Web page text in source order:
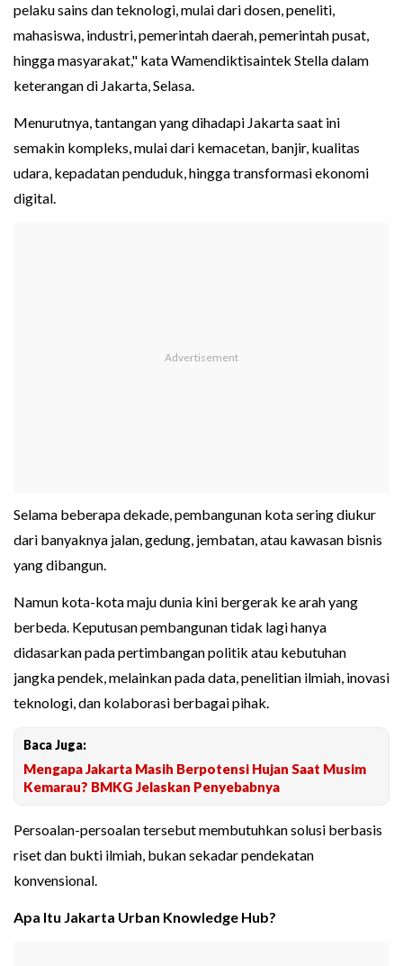
pelaku sains dan teknologi, mulai dari dosen, peneliti,
mahasiswa, industri, pemerintah daerah, pemerintah pusat,
hingga masyarakat," kata Wamendiktisaintek Stella dalam
keterangan di Jakarta, Selasa.
Menurutnya, tantangan yang dihadapi Jakarta saat ini
semakin kompleks, mulai dari kemacetan, banjir, kualitas
udara, kepadatan penduduk, hingga transformasi ekonomi
digital.
Selama beberapa dekade, pembangunan kota sering diukur
dari banyaknya jalan, gedung, jembatan, atau kawasan bisnis
yang dibangun.
Namun kota-kota maju dunia kini bergerak ke arah yang
berbeda. Keputusan pembangunan tidak lagi hanya
didasarkan pada pertimbangan politik atau kebutuhan
jangka pendek, melainkan pada data, penelitian ilmiah, inovasi
teknologi, dan kolaborasi berbagai pihak.
Baca Juga:
Mengapa Jakarta Masih Berpotensi Hujan Saat Musim
Kemarau? BMKG Jelaskan Penyebabnya
Persoalan-persoalan tersebut membutuhkan solusi berbasis
riset dan bukti ilmiah, bukan sekadar pendekatan
konvensional.
Apa Itu Jakarta Urban Knowledge Hub?